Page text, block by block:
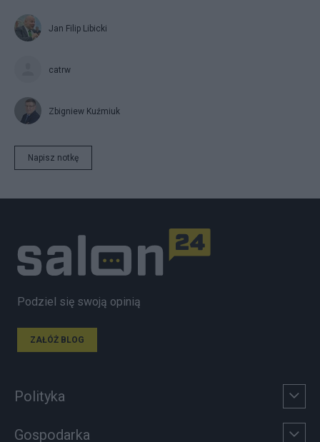
Jan Filip Libicki
catrw
Zbigniew Kuźmiuk
Napisz notkę
Podziel się swoją opinią
ZAŁÓŻ BLOG
Polityka
Gospodarka